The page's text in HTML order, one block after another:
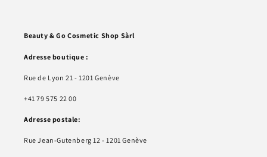
Beauty & Go Cosmetic Shop Sàrl
Adresse boutique :
Rue de Lyon 21 - 1201 Genève
+41 79 575 22 00
Adresse postale:
Rue Jean-Gutenberg 12 - 1201 Genève